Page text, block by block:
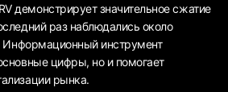
демонстрирует значительное сжатие
раз наблюдались около
инструмент
цифры, но и помогает
рынка.